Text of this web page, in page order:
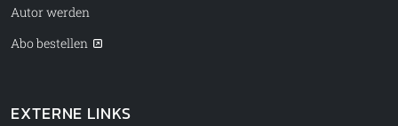
Autor werden
Abo bestellen
EXTERNE LINKS